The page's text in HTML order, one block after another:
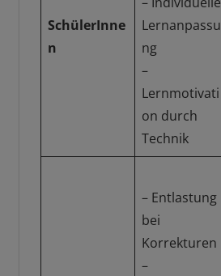
SchülerInne
n
Lernanpassu
ng
–
Lernmotivati
on durch
Technik
– Entlastung
bei
Korrekturen
–